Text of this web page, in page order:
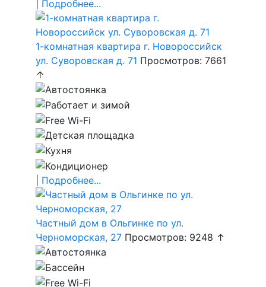
Подробнее...
1-комнатная квартира г. Новороссийск
ул. Суворовская д. 71 Просмотров: 7661
↑
Подробнее...
Частный дом в Ольгинке по ул.
Черноморская, 27 Просмотров: 9248 ↑